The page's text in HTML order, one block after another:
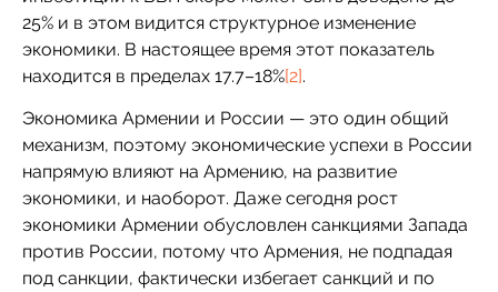
25% и в этом видится структурное изменение
экономики. В настоящее время этот показатель
находится в пределах 17.7–18%[2].
Экономика Армении и России — это один общий
механизм, поэтому экономические успехи в России
напрямую влияют на Армению, на развитие
экономики, и наоборот. Даже сегодня рост
экономики Армении обусловлен санкциями Запада
против России, потому что Армения, не подпадая
под санкции, фактически избегает санкций и по